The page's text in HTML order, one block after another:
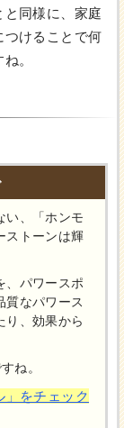
同様に、家庭
つけることで何
。
い、「ホンモ
ストーンは輝
、パワースポ
質なパワース
り、効果から
ね。
」をチェック